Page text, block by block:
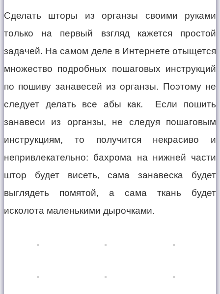
Сделать шторы из органзы своими руками
только на первый взгляд кажется простой
задачей. На самом деле в Интернете отыщется
множество подробных пошаговых инструкций
по пошиву занавесей из органзы. Поэтому не
следует делать все абы как. Если пошить
занавеси из органзы, не следуя пошаговым
инструкциям, то получится некрасиво и
непривлекательно: бахрома на нижней части
штор будет висеть, сама занавеска будет
выглядеть помятой, а сама ткань будет
исколота маленькими дырочками.